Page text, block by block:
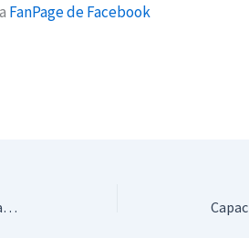
FanPage de Facebook
Avanzando hacia un nuevo cultivar op de zapallo anco: dos años de progreso genético en cucurbita moschata